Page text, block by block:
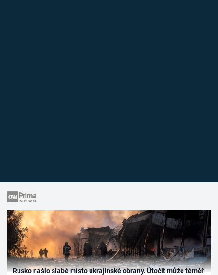
Rusko našlo slabé místo ukrajinské obrany. Útočit může téměř